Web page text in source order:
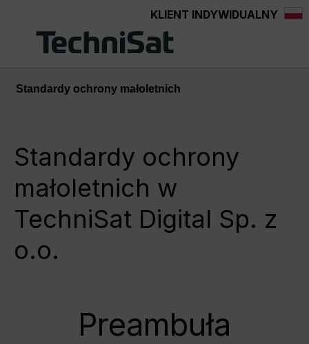
Przejdź do głównej zawartościKLIENT INDYWIDUALNY
Standardy ochrony małoletnich
Standardy ochrony
małoletnich w
TechniSat Digital Sp. z
o.o.
Preambuła